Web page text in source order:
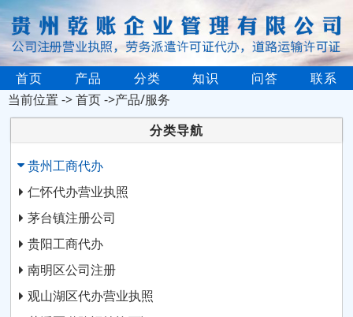
首页 产品 分类 知识 问答
联系
当前位置 ->首页->产品/服务
分类导航
贵州工商代办
仁怀代办营业执照
茅台镇注册公司
贵阳工商代办
南明区公司注册
观山湖区代办营业执照